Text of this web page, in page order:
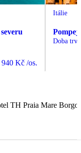
940 Kč /os.
Itálie
Doba
TH Praia Mare Borgo